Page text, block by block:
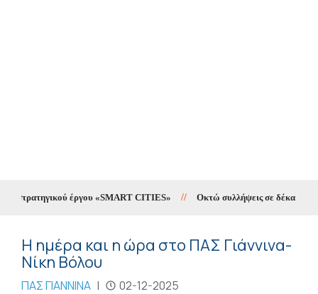
έργου «SMART CITIES» // Οκτώ συλλήψεις σε δέκα ημέρες
Η ημέρα και η ώρα στο ΠΑΣ Γιάννινα-
Νίκη Βόλου
ΠΑΣ ΓΙΑΝΝΙΝΑ | 02-12-2025